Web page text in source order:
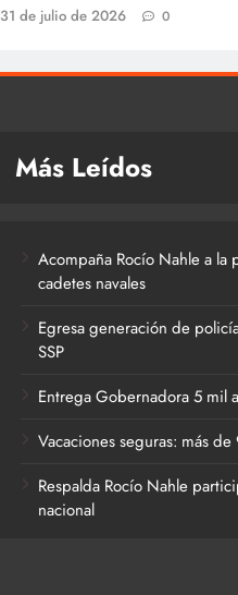
31 de julio de 2026 0
Más Leídos
Acompaña Rocío Nahle a
cadetes navales
Egresa generación de
SSP
Entrega Gobernadora 5 mil
Vacaciones seguras: más
Respalda Rocío Nahle
nacional